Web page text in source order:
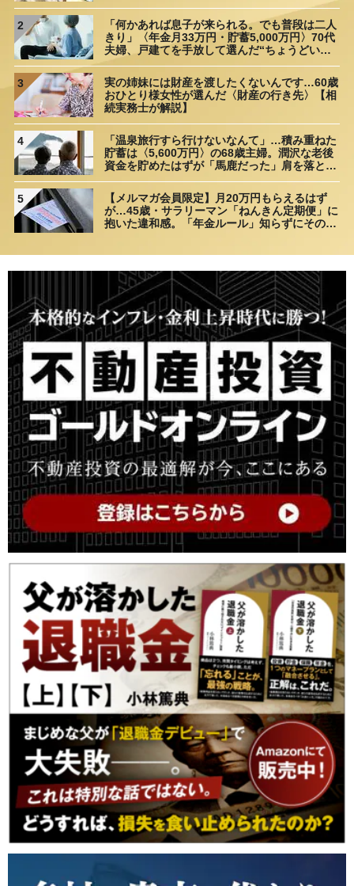
2
「何かあれば息子が来られる。でも普段は二人
きり」〈年金月33万円・貯蓄5,000万円〉70代
夫婦、戸建てを手放して選んだ“ちょうどいい
距離”
3
実の姉妹には財産を渡したくないんです…60歳
おひとり様女性が選んだ〈財産の行き先〉【相
続実務士が解説】
4
「温泉旅行すら行けないなんて」…積み重ねた
貯蓄は〈5,600万円〉の68歳主婦。潤沢な老後
資金を貯めたはずが「馬鹿だった」肩を落とす
理由
5
【メルマガ会員限定】月20万円もらえるはず
が…45歳・サラリーマン「ねんきん定期便」に
抱いた違和感。「年金ルール」知らずにそのま